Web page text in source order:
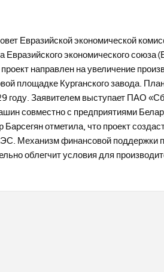
Евразийской экономической
экономического союза
направлен на увеличение
площадке Курганского завода.
году. Заявителем выступает ПАО
совместно с предприятиями
отметила, что проект
Механизм финансовой поддержки
облегчит условия для